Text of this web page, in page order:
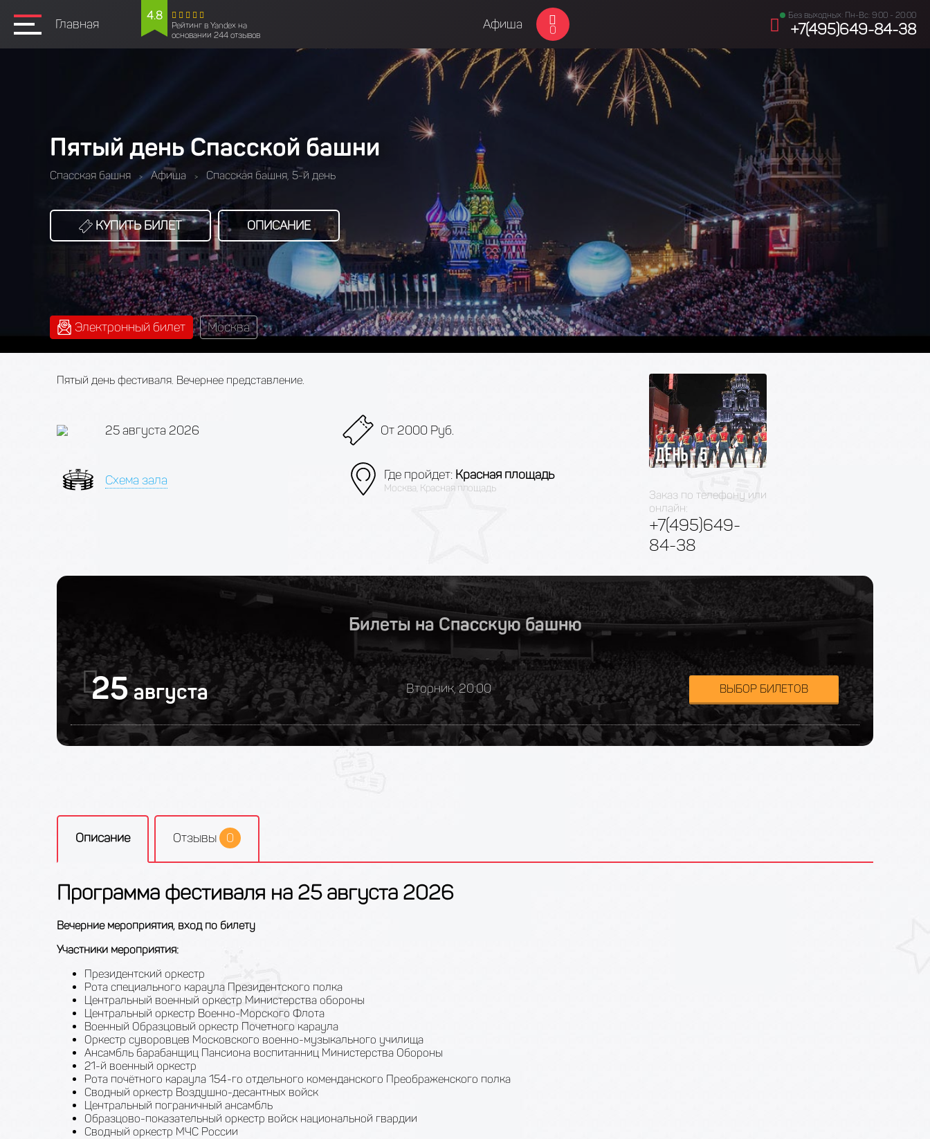
Главная
4.8
Рейтинг в Yandex на
основании 244 отзывов
Афиша 0
Без выходных: Пн-Вс: 9:00 - 20:00
+7(495)649-84-38
Пятый день Спасской башни
Спасская башня > Афиша > Спасская башня, 5-й день
КУПИТЬ БИЛЕТ ОПИСАНИЕ
Электронный билет Москва
Пятый день фестиваля. Вечернее представление.
25 августа 2026 От 2000 Руб.
Схема зала Где пройдет: Красная площадь
Москва, Красная площадь
Заказ по телефону или
онлайн:
+7(495)649-
84-38
Билеты на Спасскую башню
25августа Вторник, 20:00 ВЫБОР БИЛЕТОВ
Описание Отзывы 0
Программа фестиваля на 25 августа 2026
Вечерние мероприятия, вход по билету
Участники мероприятия:
Президентский оркестр
Рота специального караула Президентского полка
Центральный военный оркестр Министерства обороны
Центральный оркестр Военно-Морского Флота
Военный Образцовый оркестр Почетного караула
Оркестр суворовцев Московского военно-музыкального училища
Ансамбль барабанщиц Пансиона воспитанниц Министерства Обороны
21-й военный оркестр
Рота почётного караула 154-го отдельного коменданского Преображенского полка
Сводный оркестр Воздушно-десантных войск
Центральный пограничный ансамбль
Образцово-показательный оркестр войск национальной гвардии
Сводный оркестр МЧС России